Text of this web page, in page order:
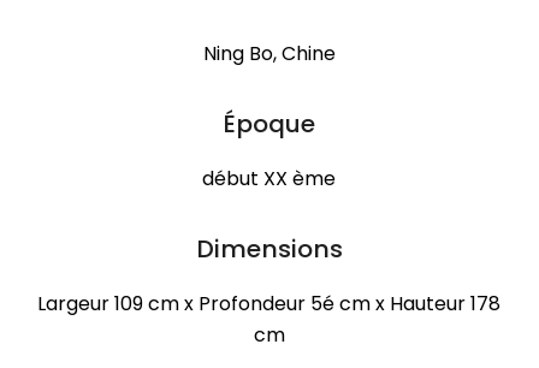
Ning Bo, Chine
Époque
début XX ème
Dimensions
Largeur 109 cm x Profondeur 5é cm x Hauteur 178
cm